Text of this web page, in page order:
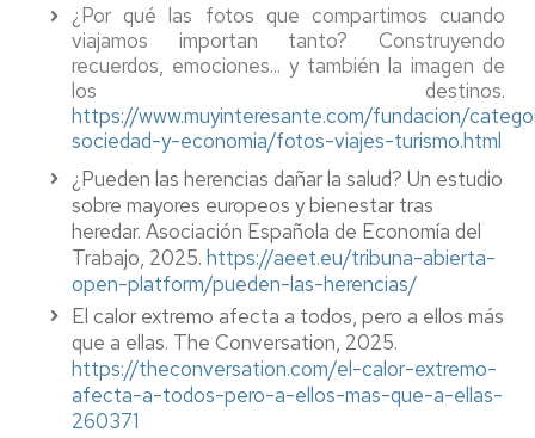
¿Por qué las fotos que compartimos cuando
viajamos importan tanto? Construyendo
recuerdos, emociones... y también la imagen de
los destinos.
https://www.muyinteresante.com/fundacion/
sociedad-y-economia/fotos-viajes-turismo.html
¿Pueden las herencias dañar la salud? Un estudio
sobre mayores europeos y bienestar tras
heredar. Asociación Española de Economía del
Trabajo, 2025. https://aeet.eu/tribuna-abierta-
open-platform/pueden-las-herencias/
El calor extremo afecta a todos, pero a ellos más
que a ellas. The Conversation, 2025.
https://theconversation.com/el-calor-extremo-
afecta-a-todos-pero-a-ellos-mas-que-a-ellas-
260371